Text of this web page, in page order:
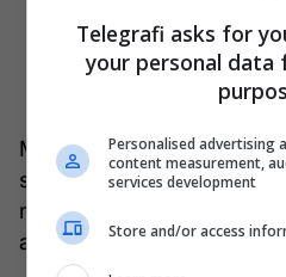
Megjithatë, kjo qasje nuk i
standarde të trajtimit. Ajo
mbështetje shtesë,
ankthi është më i
Telegrafi asks for
your personal
Personalised advertising
content measurement,
services development
Store and/or access